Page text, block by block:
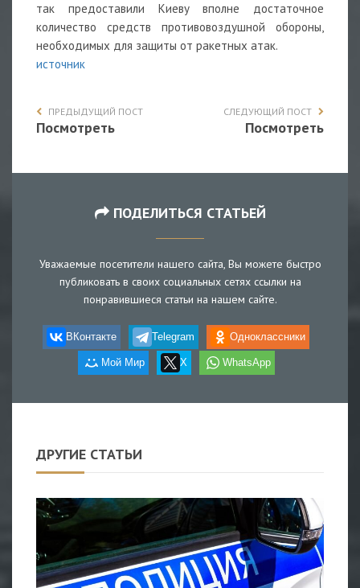
так предоставили Киеву вполне достаточное
количество средств противовоздушной обороны,
необходимых для защиты от ракетных атак.
источник
ПРЕДЫДУЩИЙ ПОСТ
Посмотреть
СЛЕДУЮЩИЙ ПОСТ
Посмотреть
ПОДЕЛИТЬСЯ СТАТЬЕЙ
Уважаемые посетители нашего сайта, Вы можете быстро
публиковать в своих социальных сетях ссылки на
понравившиеся статьи на нашем сайте.
ВКонтакте Telegram Одноклассники
Мой Мир X WhatsApp
ДРУГИЕ СТАТЬИ